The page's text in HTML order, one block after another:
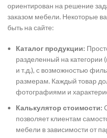
ориентирован на решение
заказом мебели. Некоторые
быть на сайте:
Каталог продукции:
разделенный на
и т.д.), с возможностью
размерам. Каждый товар
фотографиями и
Калькулятор стоимости:
позволяет клиентам
мебели в зависимости от